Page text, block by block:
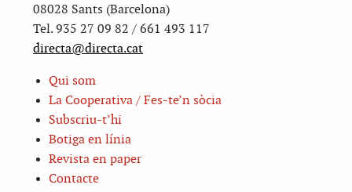
08028 Sants (Barcelona)
Tel. 935 27 09 82 / 661 493 117
directa@directa.cat
Qui som
La Cooperativa / Fes-te’n sòcia
Subscriu-t’hi
Botiga en línia
Revista en paper
Contacte